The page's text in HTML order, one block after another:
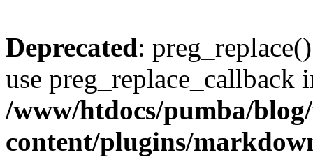
Deprecated:
use preg_replace_callback
/www/htdocs/pumba/
content/plugins/